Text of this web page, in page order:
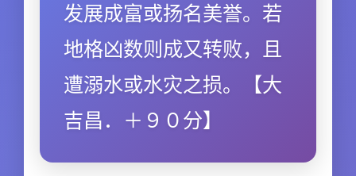
发展成富或扬名美誉。若
地格凶数则成又转败，且
遭溺水或水灾之损。【大
吉昌．＋９０分】